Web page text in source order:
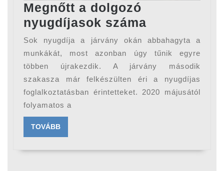
Megnőtt a dolgozó
nyugdíjasok száma
a
dolgozó
nyugdíjasok
száma
Sok nyugdíja a járvány okán abbahagyta a
munkákát, most azonban úgy tűnik egyre
többen újrakezdik. A járvány második
szakasza már felkészülten éri a nyugdíjas
foglalkoztatásban érintetteket. 2020 májusától
folyamatos a
TOVÁBBTOVÁBB